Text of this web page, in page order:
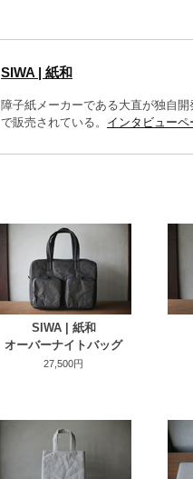
SIWA | 紙和
障子紙メーカーである大直が独自
で販売されている。 インタビューペ
SIWA | 紙和
オーバーナイトバッグ
27,500円